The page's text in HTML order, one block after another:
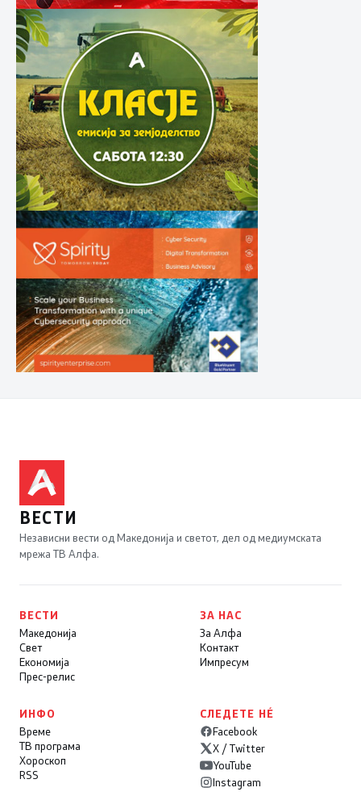
ВЕСТИ
Независни вести од Македонија и светот, дел од медиумската
мрежа ТВ Алфа.
ВЕСТИ
Македонија
Свет
Економија
Прес-релис
ЗА НАС
За Алфа
Контакт
Импресум
ИНФО
Време
ТВ програма
Хороскоп
RSS
СЛЕДЕТЕ НÉ
Facebook
X / Twitter
YouTube
Instagram